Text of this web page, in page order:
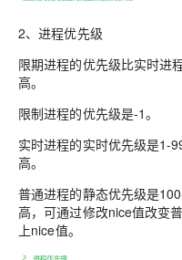
2、进程优先级
限期进程的优先级比实时进
高。
限制进程的优先级是-1。
实时进程的实时优先级是1-
高。
普通进程的静态优先级是
高，可通过修改nice值改变
上nice值。